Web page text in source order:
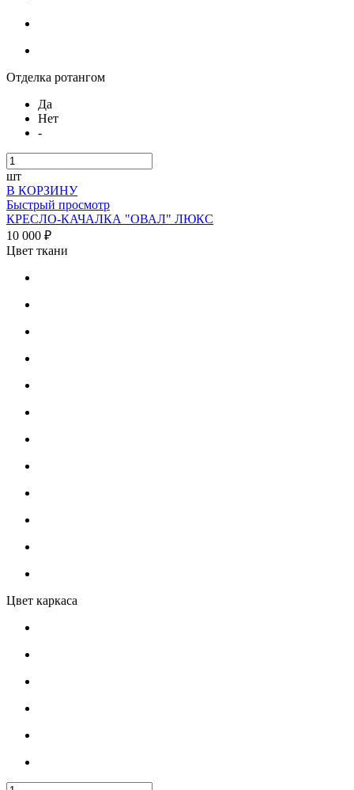
Отделка ротангом
Да
Нет
-
шт
В КОРЗИНУ
Быстрый просмотр
КРЕСЛО-КАЧАЛКА "ОВАЛ" ЛЮКС
10 000 ₽
Цвет ткани
Цвет каркаса